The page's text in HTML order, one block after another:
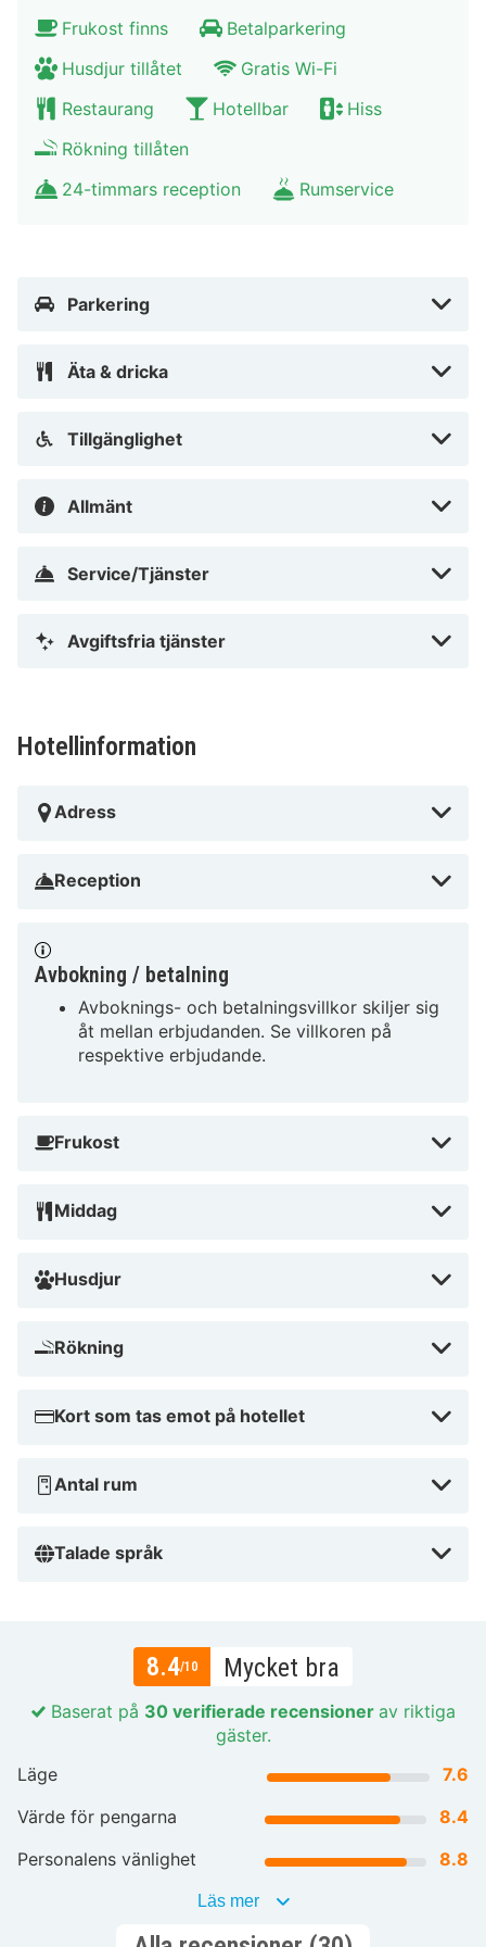
Frukost finns
Betalparkering
Husdjur tillåtet
Gratis Wi-Fi
Restaurang
Hotellbar
Hiss
Rökning tillåten
24-timmars reception
Rumservice
Parkering
Äta & dricka
Tillgänglighet
Allmänt
Service/Tjänster
Avgiftsfria tjänster
Hotellinformation
Adress
Reception
Avbokning / betalning
Avboknings- och betalningsvillkor skiljer sig
åt mellan erbjudanden. Se villkoren på
respektive erbjudande.
Frukost
Middag
Husdjur
Rökning
Kort som tas emot på hotellet
Antal rum
Talade språk
8.4/10 Mycket bra
Baserat på 30 verifierade recensioner av riktiga
gäster.
Läge
7.6
Värde för pengarna
8.4
Personalens vänlighet
8.8
Läs mer